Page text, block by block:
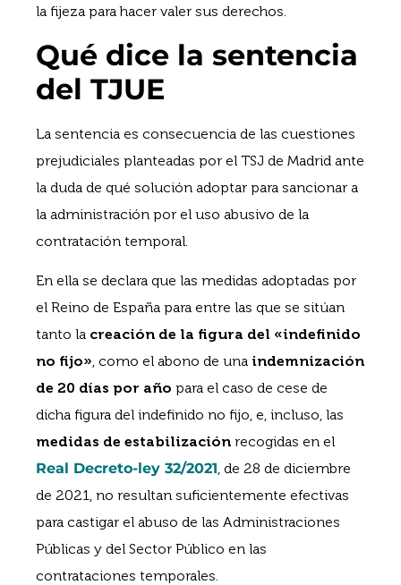
la fijeza para hacer valer sus derechos.
Qué dice la sentencia
del TJUE
La sentencia es consecuencia de las cuestiones
prejudiciales planteadas por el TSJ de Madrid ante
la duda de qué solución adoptar para sancionar a
la administración por el uso abusivo de la
contratación temporal.
En ella se declara que las medidas adoptadas por
el Reino de España para entre las que se sitúan
tanto la creación de la figura del «indefinido
no fijo», como el abono de una indemnización
de 20 días por año para el caso de cese de
dicha figura del indefinido no fijo, e, incluso, las
medidas de estabilización recogidas en el
Real Decreto-ley 32/2021, de 28 de diciembre
de 2021, no resultan suficientemente efectivas
para castigar el abuso de las Administraciones
Públicas y del Sector Público en las
contrataciones temporales.